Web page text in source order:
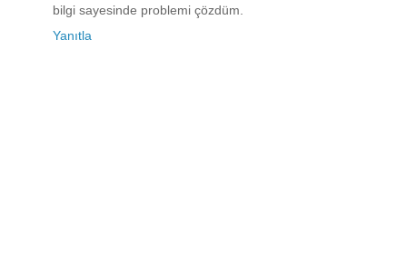
bilgi sayesinde problemi çözdüm.
Yanıtla